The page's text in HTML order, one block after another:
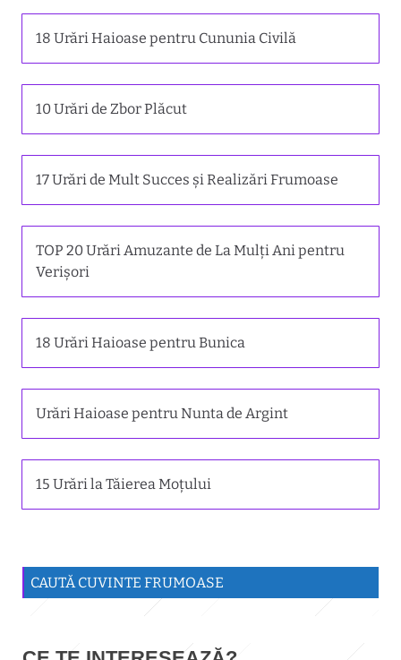
18 Urări Haioase pentru Cununia Civilă
10 Urări de Zbor Plăcut
17 Urări de Mult Succes și Realizări Frumoase
TOP 20 Urări Amuzante de La Mulți Ani pentru
Verișori
18 Urări Haioase pentru Bunica
Urări Haioase pentru Nunta de Argint
15 Urări la Tăierea Moțului
CAUTĂ CUVINTE FRUMOASE